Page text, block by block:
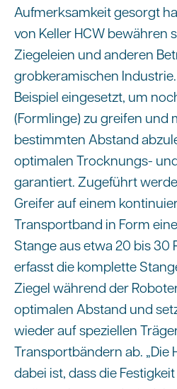
Aufmerksamkeit gesorgt
von Keller HCW bewähren
Ziegeleien und anderen
grobkeramischen
Beispiel eingesetzt, um
(Formlinge) zu greifen und
bestimmten Abstand
optimalen Trocknungs-
garantiert. Zugeführt
Greifer auf einem
Transportband in Form
Stange aus etwa 20 bis 30
erfasst die komplette
Ziegel während der
optimalen Abstand und
wieder auf speziellen
Transportbändern ab. „Die
dabei ist, dass die